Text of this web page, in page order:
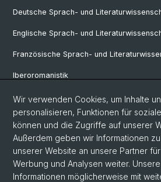
Deutsche Sprach- und
Englische Sprach- und
Französische Sprach- und
Iberoromanistik
Italianistik
Nordistik
Osteuropa-Studien
Slavic Studies
Wir verwenden Cookies, um Inhalte
personalisieren, Funktionen für
können und die Zugriffe auf unserer
Außerdem geben wir Informationen
unserer Website an unsere Partner
Werbung und Analysen weiter.
Informationen möglicherweise mit